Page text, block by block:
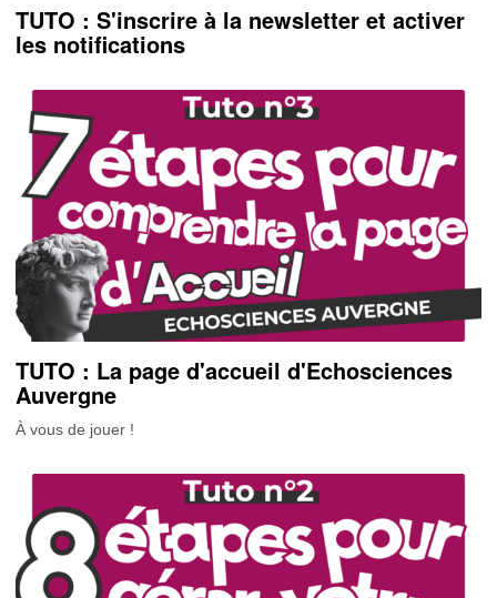
TUTO : S'inscrire à la newsletter et activer
les notifications
TUTO : La page d'accueil d'Echosciences
Auvergne
À vous de jouer !